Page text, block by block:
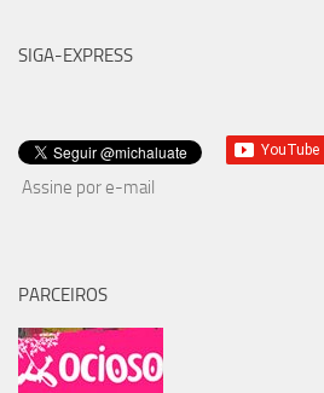
SIGA-EXPRESS
Assine por e-mail
PARCEIROS